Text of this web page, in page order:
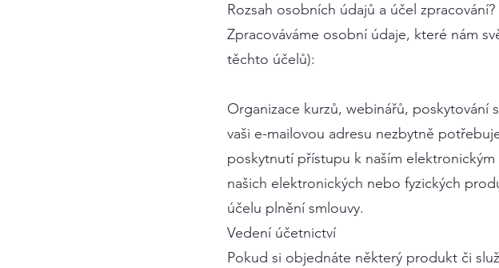
Rozsah osobních údajů a účel zpracování?
Zpracováváme osobní údaje, které nám
těchto účelů):
Organizace kurzů, webinářů, poskytování
vaši e-mailovou adresu nezbytně
poskytnutí přístupu k naším
našich elektronických nebo fyzických
účelu plnění smlouvy.
Vedení účetnictví
Pokud si objednáte některý produkt či